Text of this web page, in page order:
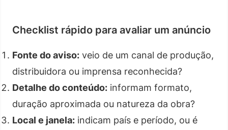
Checklist rápido para avaliar um anúncio
Fonte do aviso: veio de um canal de produção,
distribuidora ou imprensa reconhecida?
Detalhe do conteúdo: informam formato,
duração aproximada ou natureza da obra?
Local e janela: indicam país e período, ou é